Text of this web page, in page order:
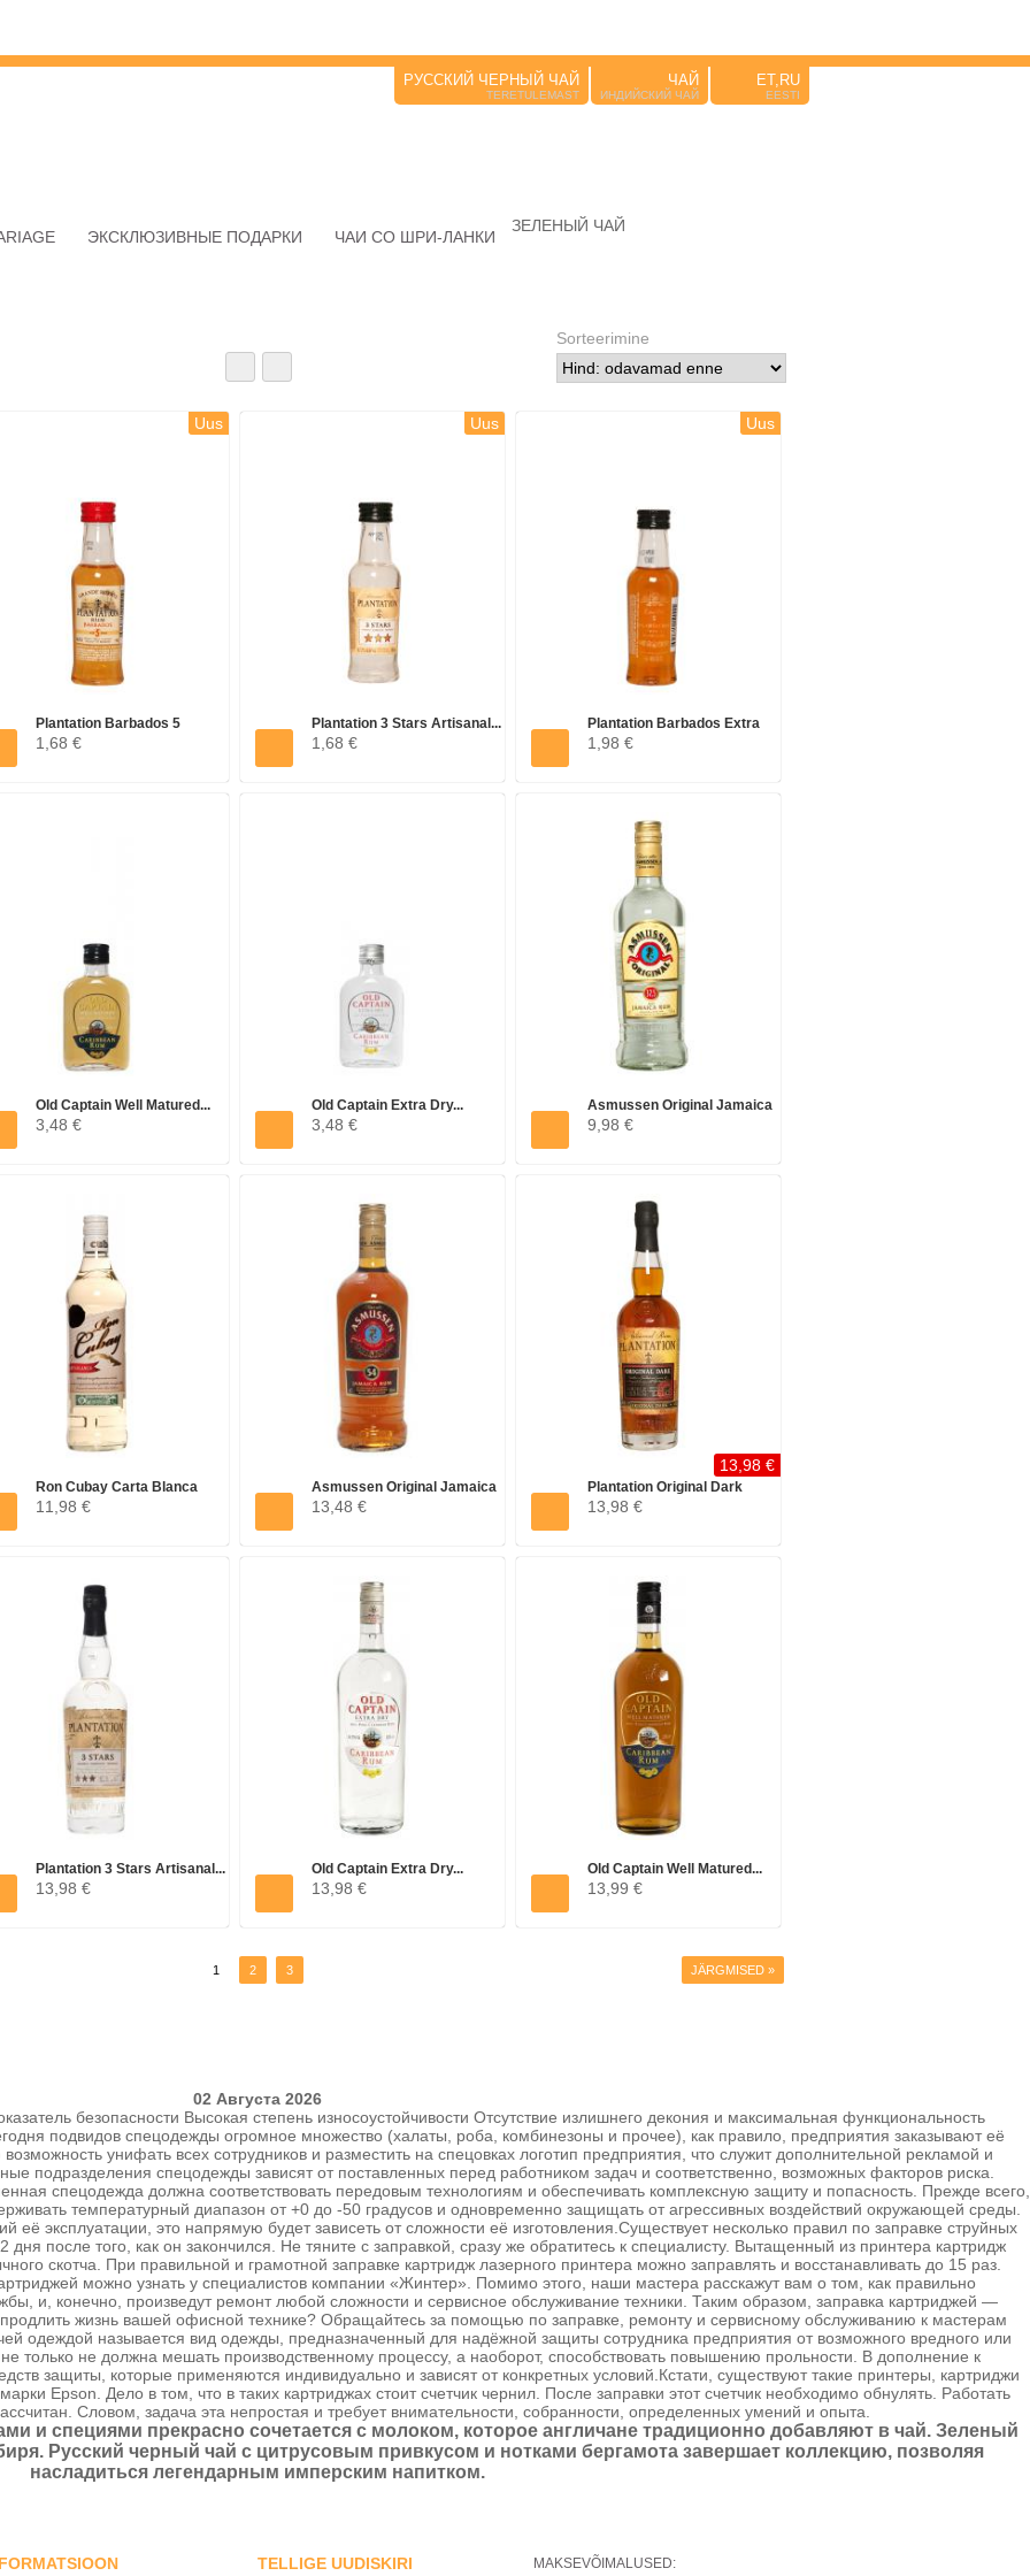
ET,RU
EESTI
РУССКИЙ ЧЕРНЫЙ ЧАЙ
TERETULEMAST
ЧАЙ
ИНДИЙСКИЙ ЧАЙ
ЭКСКЛЮЗИВНЫЕ ПОДАРКИ ЧАИ СО ШРИ-ЛАНКИ
ЗЕЛЕНЫЙ ЧАЙ
Sorteerimine
Uus
Plantation Barbados 5
Years...
1,68 €
Uus
Plantation 3 Stars Artisanal...
1,68 €
Uus
Plantation Barbados Extra
Old...
1,98 €
Old Captain Well Matured...
3,48 €
Old Captain Extra Dry...
3,48 €
Asmussen Original Jamaica
Rum...
9,98 €
Ron Cubay Carta Blanca
38%VOL...
11,98 €
Asmussen Original Jamaica
Rum...
13,48 €
13,98 €
Plantation Original Dark
Rum...
13,98 €
Plantation 3 Stars Artisanal...
13,98 €
Old Captain Extra Dry...
13,98 €
Old Captain Well Matured...
13,99 €
1 2 3 JÄRGMISED »
02 Августа 2026
безопасности Высокая степень износоустойчивости Отсутствие излишнего декония и максимальная функциональность
подвидов спецодежды огромное множество (халаты, роба, комбинезоны и прочее), как правило, предприятия заказывают её
унифать всех сотрудников и разместить на спецовках логотип предприятия, что служит дополнительной рекламой и
подразделения спецодежды зависят от поставленных перед работником задач и соответственно, возможных факторов риска.
спецодежда должна соответствовать передовым технологиям и обеспечивать комплексную защиту и попасность. Прежде всего,
температурный диапазон от +0 до -50 градусов и одновременно защищать от агрессивных воздействий окружающей среды.
её эксплуатации, это напрямую будет зависеть от сложности её изготовления.Существует несколько правил по заправке струйных
после того, как он закончился. Не тяните с заправкой, сразу же обратитесь к специалисту. Вытащенный из принтера картридж
скотча. При правильной и грамотной заправке картридж лазерного принтера можно заправлять и восстанавливать до 15 раз.
можно узнать у специалистов компании «Жинтер». Помимо этого, наши мастера расскажут вам о том, как правильно
и, конечно, произведут ремонт любой сложности и сервисное обслуживание техники. Таким образом, заправка картриджей —
жизнь вашей офисной технике? Обращайтесь за помощью по заправке, ремонту и сервисному обслуживанию к мастерам
называется вид одежды, предназначенный для надёжной защиты сотрудника предприятия от возможного вредного или
только не должна мешать производственному процессу, а наоборот, способствовать повышению прольности. В дополнение к
защиты, которые применяются индивидуально и зависят от конкретных условий.Кстати, существуют такие принтеры, картриджи
Epson. Дело в том, что в таких картриджах стоит счетчик чернил. После заправки этот счетчик необходимо обнулять. Работать
Словом, задача эта непростая и требует внимательности, собранности, определенных умений и опыта.
и специями прекрасно сочетается с молоком, которое англичане традиционно добавляют в чай. Зеленый
Русский черный чай с цитрусовым привкусом и нотками бергамота завершает коллекцию, позволяя
насладиться легендарным имперским напитком.
TELLIGE UUDISKIRI MAKSEVÕIMALUSED: